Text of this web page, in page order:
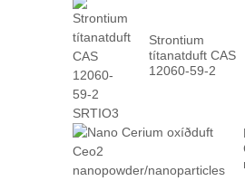
Strontium
títanatduft CAS
12060-59-2